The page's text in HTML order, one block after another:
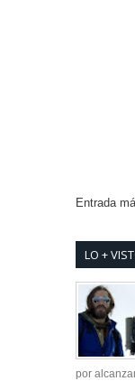
Entrada
LO +
por